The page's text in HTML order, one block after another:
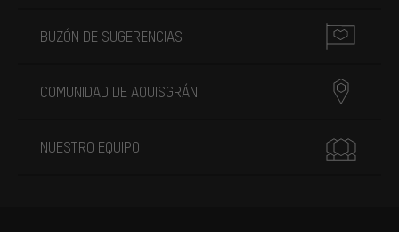
BUZÓN DE SUGERENCIAS
COMUNIDAD DE AQUISGRÁN
NUESTRO EQUIPO